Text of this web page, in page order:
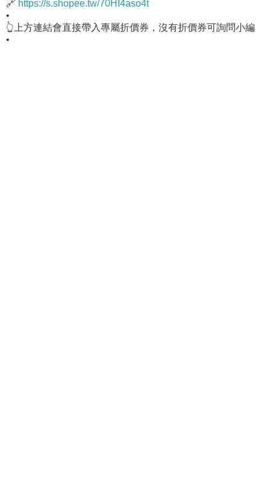
🔗 https://s.shopee.tw/70HI4aso4t
•
👆上方連結會直接帶入專屬折價券，沒有折價券可詢問小編
•